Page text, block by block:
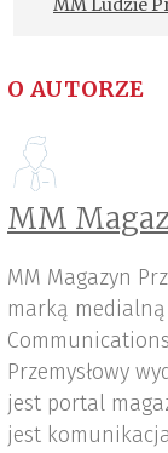
MM Ludzie
O AUTORZE
MM
MM Magazyn
marką
Przemysłowy
jest portal
jest